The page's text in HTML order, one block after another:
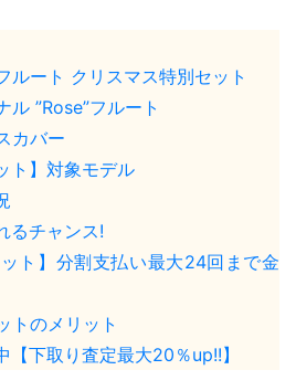
ルート クリスマス特別セット
”Rose”フルート
カバー
ト】対象モデル
るチャンス!
ット】分割支払い最大24回まで金
トのメリット
【下取り査定最大20％up!!】